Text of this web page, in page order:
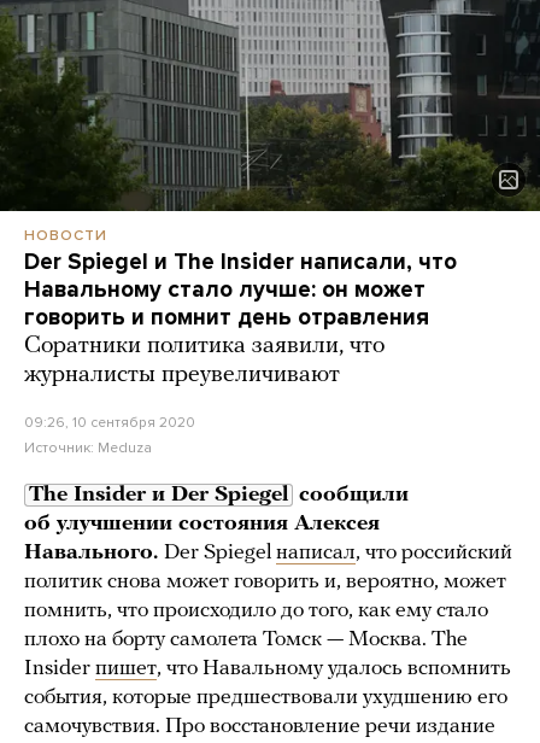
НОВОСТИ
Der Spiegel и The Insider написали, что
Навальному стало лучше: он может
говорить и помнит день отравления
Соратники политика заявили, что
журналисты преувеличивают
09:26, 10 сентября 2020
Источник: Meduza
The Insider и Der Spiegel сообщили
об улучшении состояния Алексея
Навального. Der Spiegel написал, что российский
политик снова может говорить и, вероятно, может
помнить, что происходило до того, как ему стало
плохо на борту самолета Томск — Москва. The
Insider пишет, что Навальному удалось вспомнить
события, которые предшествовали ухудшению его
самочувствия. Про восстановление речи издание